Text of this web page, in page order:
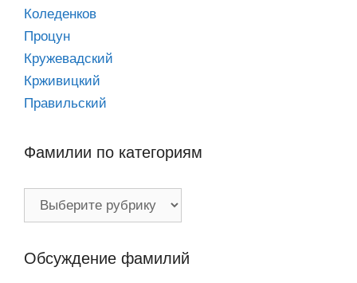
Коледенков
Процун
Кружевадский
Крживицкий
Правильский
Фамилии по категориям
Фамилии
Обсуждение фамилий